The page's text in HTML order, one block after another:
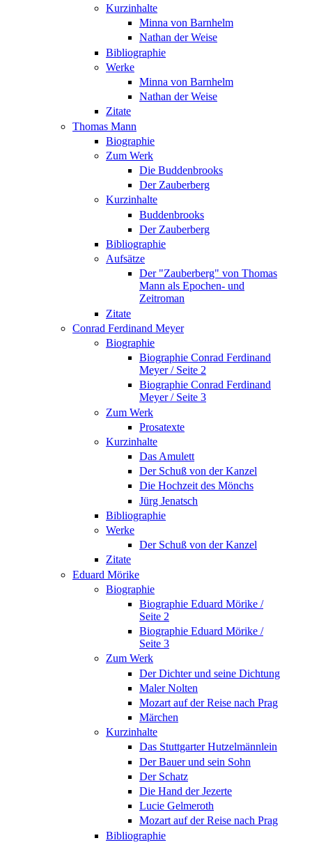
Kurzinhalte
Minna von Barnhelm
Nathan der Weise
Bibliographie
Werke
Minna von Barnhelm
Nathan der Weise
Zitate
Thomas Mann
Biographie
Zum Werk
Die Buddenbrooks
Der Zauberberg
Kurzinhalte
Buddenbrooks
Der Zauberberg
Bibliographie
Aufsätze
Der "Zauberberg" von Thomas
Mann als Epochen- und
Zeitroman
Zitate
Conrad Ferdinand Meyer
Biographie
Biographie Conrad Ferdinand
Meyer / Seite 2
Biographie Conrad Ferdinand
Meyer / Seite 3
Zum Werk
Prosatexte
Kurzinhalte
Das Amulett
Der Schuß von der Kanzel
Die Hochzeit des Mönchs
Jürg Jenatsch
Bibliographie
Werke
Der Schuß von der Kanzel
Zitate
Eduard Mörike
Biographie
Biographie Eduard Mörike /
Seite 2
Biographie Eduard Mörike /
Seite 3
Zum Werk
Der Dichter und seine Dichtung
Maler Nolten
Mozart auf der Reise nach Prag
Märchen
Kurzinhalte
Das Stuttgarter Hutzelmännlein
Der Bauer und sein Sohn
Der Schatz
Die Hand der Jezerte
Lucie Gelmeroth
Mozart auf der Reise nach Prag
Bibliographie